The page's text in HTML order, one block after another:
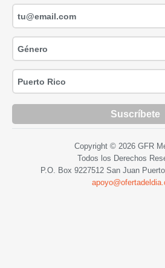
Suscríbete
Copyright © 2026 GFR
Todos los Derechos
P.O. Box 9227512 San Juan